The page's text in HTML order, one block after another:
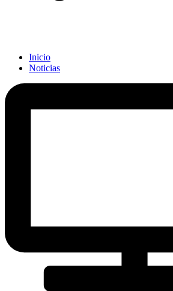
Inicio
Noticias